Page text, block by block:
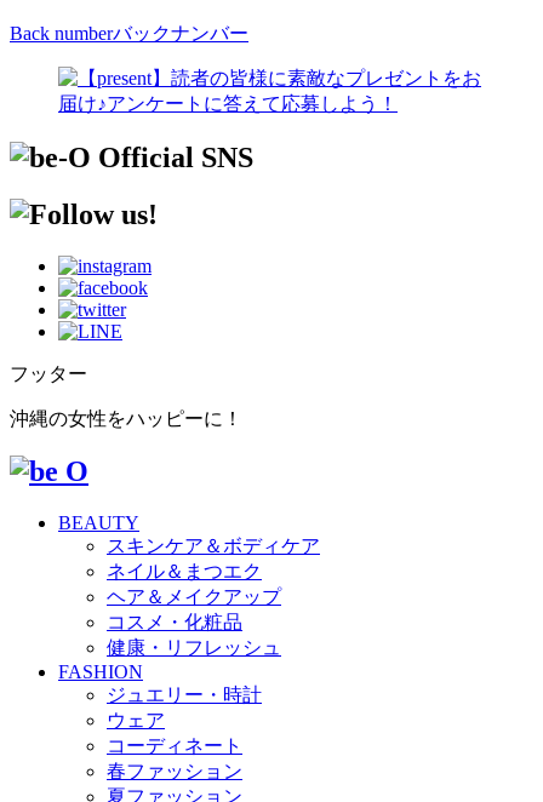
Back numberバックナンバー
フッター
沖縄の女性をハッピーに！
BEAUTY
スキンケア＆ボディケア
ネイル＆まつエク
ヘア＆メイクアップ
コスメ・化粧品
健康・リフレッシュ
FASHION
ジュエリー・時計
ウェア
コーディネート
春ファッション
夏ファッション